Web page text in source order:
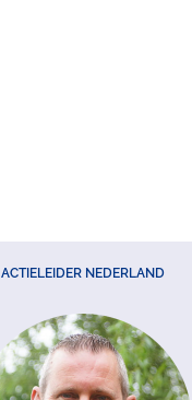
ACTIELEIDER NEDERLAND